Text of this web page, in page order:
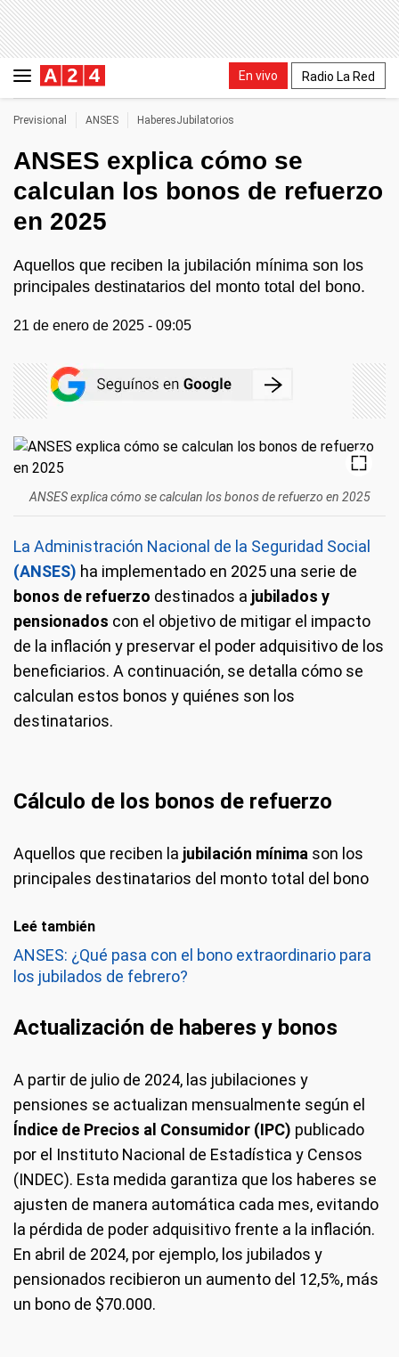
En vivo Radio La Red
Previsional ANSES HaberesJubilatorios
ANSES explica cómo se
calculan los bonos de refuerzo
en 2025
Aquellos que reciben la jubilación mínima son los
principales destinatarios del monto total del bono.
21 de enero de 2025 - 09:05
ANSES explica cómo se calculan los bonos de refuerzo en 2025
La Administración Nacional de la Seguridad Social
(ANSES) ha implementado en 2025 una serie de
bonos de refuerzo destinados a jubilados y
pensionados con el objetivo de mitigar el impacto
de la inflación y preservar el poder adquisitivo de los
beneficiarios. A continuación, se detalla cómo se
calculan estos bonos y quiénes son los
destinatarios.
Cálculo de los bonos de refuerzo
Aquellos que reciben la jubilación mínima son los
principales destinatarios del monto total del bono
Leé también
ANSES: ¿Qué pasa con el bono extraordinario para
los jubilados de febrero?
Actualización de haberes y bonos
A partir de julio de 2024, las jubilaciones y
pensiones se actualizan mensualmente según el
Índice de Precios al Consumidor (IPC) publicado
por el Instituto Nacional de Estadística y Censos
(INDEC). Esta medida garantiza que los haberes se
ajusten de manera automática cada mes, evitando
la pérdida de poder adquisitivo frente a la inflación.
En abril de 2024, por ejemplo, los jubilados y
pensionados recibieron un aumento del 12,5%, más
un bono de $70.000.